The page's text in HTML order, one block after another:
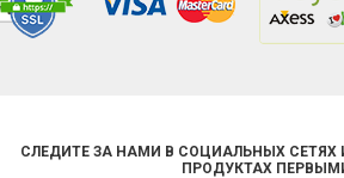
СЛЕДИТЕ ЗА НАМИ В СОЦИАЛЬНЫХ СЕТЯХ
ПРОДУКТАХ